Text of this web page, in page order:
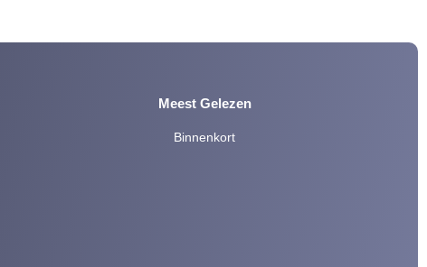
Meest Gelezen
Binnenkort